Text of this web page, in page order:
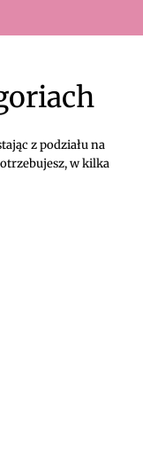
z podziału na
w kilka